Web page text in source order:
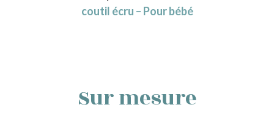
coutil écru – Pour bébé
Sur mesure